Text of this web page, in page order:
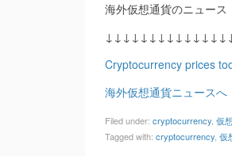
海外仮想通貨のニュース
Cryptocurrency prices
海外仮想通貨ニュースへ
Filed under: cryptocurrency 仮
Tagged with: cryptocurrency 仮